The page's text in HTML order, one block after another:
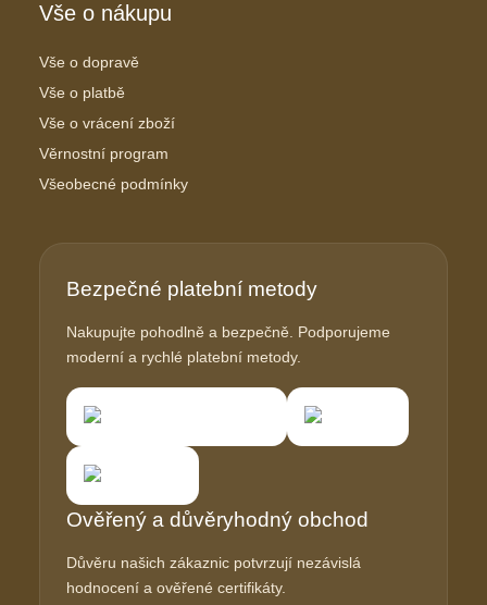
Vše o nákupu
Vše o dopravě
Vše o platbě
Vše o vrácení zboží
Věrnostní program
Všeobecné podmínky
Bezpečné platební metody
Nakupujte pohodlně a bezpečně. Podporujeme
moderní a rychlé platební metody.
Ověřený a důvěryhodný obchod
Důvěru našich zákaznic potvrzují nezávislá
hodnocení a ověřené certifikáty.